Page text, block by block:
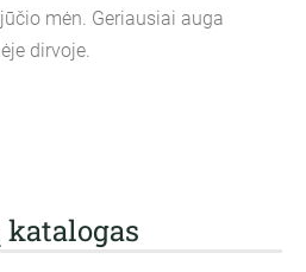
katalogas
mėn. Geriausiai auga
dirvoje.